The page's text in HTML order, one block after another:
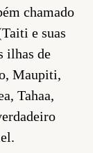
chamado
e suas
ilhas de
Maupiti,
Tahaa,